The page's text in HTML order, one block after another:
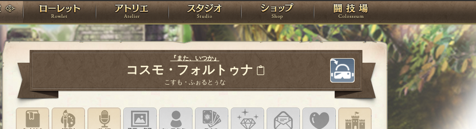
PandoraPartyProject
神殿 ローレット アトリエ スタジオ ショップ 闘技場
『また、いつか』
コスモ・フォルトゥナ
こすも・ふぉるとぅな
シナリオ一覧イラスト一覧ボイス一覧 ステータス画像変更キャラクター設定
スキル設定 アイテム詳細手紙を書く このキャラクターに感情を抱く